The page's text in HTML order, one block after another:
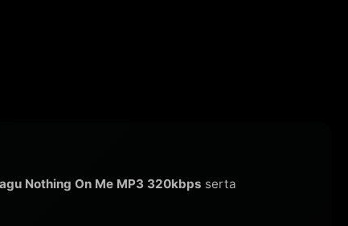
Nothing On Me MP3 320kbps serta